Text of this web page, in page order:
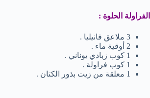
الفراولة الحلوة :
3 ملاعق فانيليا .
2 أوقية ماء .
1 كوب زبادي يوناني .
1 كوب فراولة .
1 معلقة من زيت بذور الكتان .